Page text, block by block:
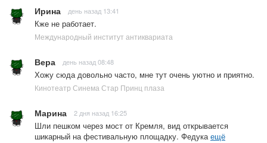
Ирина день назад 13:41
Кже не работает.
Международный институт антиквариата
Вера день назад 08:48
Хожу сюда довольно часто, мне тут очень уютно и приятно.
Кинотеатр Синема Стар Принц плаза
Марина 2 дня назад 16:25
Шли пешком через мост от Кремля, вид открывается
шикарный на фестивальную площадку. Федукаещё